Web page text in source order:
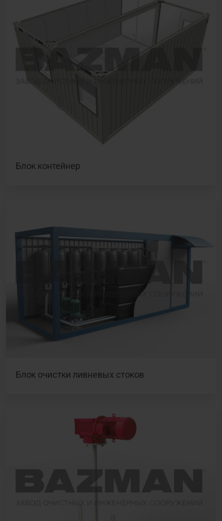
Блок контейнер
Блок очистки ливневых стоков